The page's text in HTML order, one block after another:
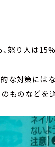
怒り人は
な対策には
ものなどを